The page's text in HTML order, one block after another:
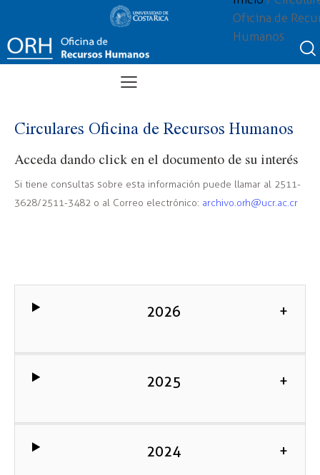
Oficina de
Humanos
Circulares Oficina de Recursos Humanos
Acceda dando click en el documento de su interés
Si tiene consultas sobre esta información puede llamar al 2511-
3628/2511-3482 o al Correo electrónico: archivo.orh@ucr.ac.cr
2026 +
2025 +
2024 +